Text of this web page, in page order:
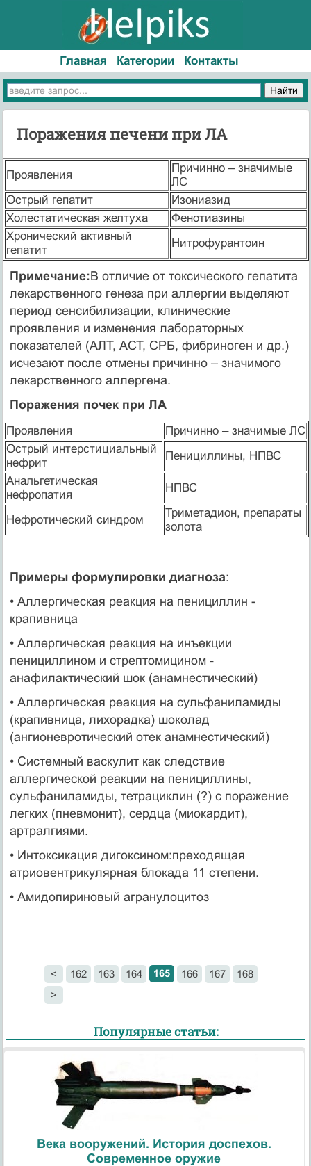
Главная Категории Контакты
Поражения печени при ЛА
Проявления
Причинно – значимые
ЛС
Острый гепатит
Изониазид
Холестатическая желтуха
Фенотиазины
Хронический активный
гепатит
Нитрофурантоин
Примечание:В отличие от токсического гепатита
лекарственного генеза при аллергии выделяют
период сенсибилизации, клинические
проявления и изменения лабораторных
показателей (АЛТ, АСТ, СРБ, фибриноген и др.)
исчезают после отмены причинно – значимого
лекарственного аллергена.
Поражения почек при ЛА
Проявления
Причинно – значимые ЛС
Острый интерстициальный
нефрит
Пенициллины, НПВС
Анальгетическая
нефропатия
НПВС
Нефротический синдром
Триметадион, препараты
золота
Примеры формулировки диагноза:
• Аллергическая реакция на пенициллин -
крапивница
• Аллергическая реакция на инъекции
пенициллином и стрептомицином -
анафилактический шок (анамнестический)
• Аллергическая реакция на сульфаниламиды
(крапивница, лихорадка) шоколад
(ангионевротический отек анамнестический)
• Системный васкулит как следствие
аллергической реакции на пенициллины,
сульфаниламиды, тетрациклин (?) с поражение
легких (пневмонит), сердца (миокардит),
артралгиями.
• Интоксикация дигоксином:преходящая
атриовентрикулярная блокада 11 степени.
• Амидопириновый агранулоцитоз
< 162 163 164 165 166 167
168
>
Популярные статьи:
Века вооружений. История доспехов.
Современное оружие